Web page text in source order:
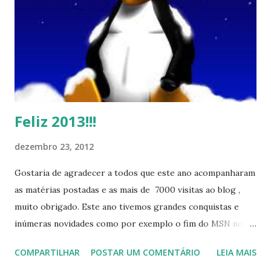
Feliz 2013!!!
dezembro 23, 2012
Gostaria de agradecer a todos que este ano acompanharam
as matérias postadas e as mais de 7000 visitas ao blog ,
muito obrigado. Este ano tivemos grandes conquistas e
inúmeras novidades como por exemplo o fim do MSN no
COMPARTILHAR POSTAR UM COMENTÁRIO LEIA MAIS